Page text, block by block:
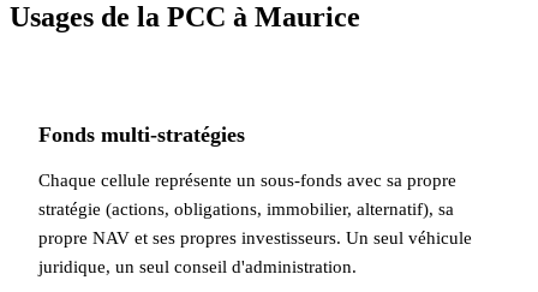
Usages de la PCC à Maurice
Fonds multi-stratégies
Chaque cellule représente un sous-fonds avec sa propre
stratégie (actions, obligations, immobilier, alternatif), sa
propre NAV et ses propres investisseurs. Un seul véhicule
juridique, un seul conseil d'administration.